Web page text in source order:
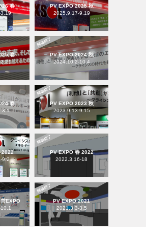
春
PV EXPO 2025 秋
2025.9.17-9.19
春
PV EXPO 2024 秋
2024.10.2-10.4
春
3.1
PV EXPO 2023 秋
2023.9.13-9.15
2022
9.2
PV EXPO 春 2022
2022.3.16-18
EXPO
PV EXPO 2021
2021.3.3-3.5